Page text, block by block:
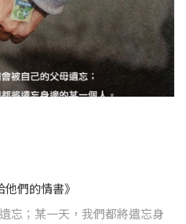
們的情書》
忘；某一天，我們都將遣忘身